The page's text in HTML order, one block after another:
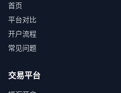
首页
平台对比
开户流程
常见问题
交易平台